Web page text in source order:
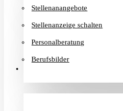
Stellenanangebote
Stellenanzeige schalten
Personalberatung
Berufsbilder